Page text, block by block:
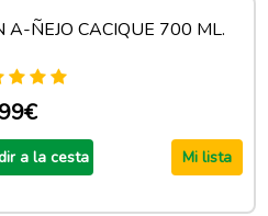
A-ÑEJO CACIQUE 700 ML.
a la cesta Mi lista